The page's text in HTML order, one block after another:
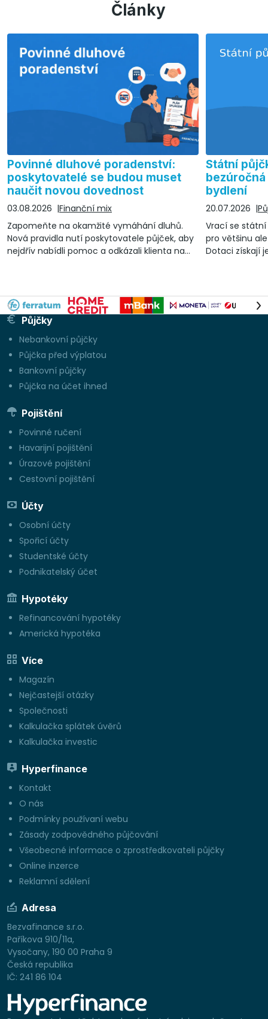
Články
Povinné dluhové poradenství:
poskytovatelé se budou muset
naučit novou dovednost
03.08.2026
Finanční mix
Zapomeňte na okamžité vymáhání dluhů.
Nová pravidla nutí poskytovatele půjček, aby
nejdřív nabídli pomoc a odkázali klienta na
Státní
bydlení
20.07.2026
Vrací se
pro většinu
Dotaci získají
Půjčky
Nebankovní půjčky
Půjčka před výplatou
Bankovní půjčky
Půjčka na účet ihned
Pojištění
Povinné ručení
Havarijní pojištění
Úrazové pojištění
Cestovní pojištění
Účty
Osobní účty
Spořicí účty
Studentské účty
Podnikatelský účet
Hypotéky
Refinancování hypotéky
Americká hypotéka
Více
Magazín
Nejčastejší otázky
Společnosti
Kalkulačka splátek úvěrů
Kalkulačka investic
Hyperfinance
Kontakt
O nás
Podmínky používaní webu
Zásady zodpovědného půjčování
Všeobecné informace o zprostředkovateli půjčky
Online inzerce
Reklamní sdělení
Adresa
Bezvafinance s.r.o.
Paříkova 910/11a,
Vysočany, 190 00 Praha 9
Česká republika
IČ: 241 86 104